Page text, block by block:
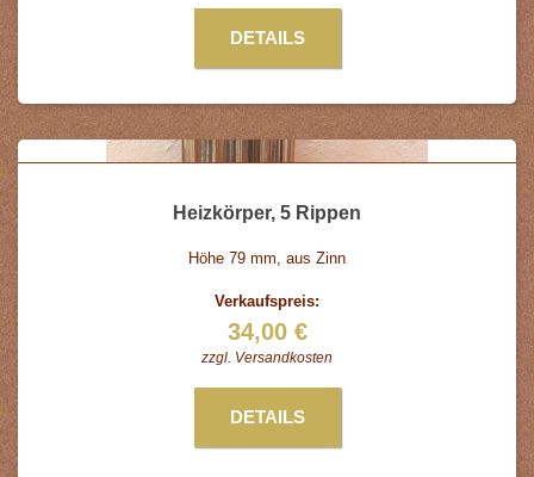
DETAILS
Heizkörper, 5 Rippen
Höhe 79 mm, aus Zinn
Verkaufspreis:
34,00 €
zzgl. Versandkosten
DETAILS